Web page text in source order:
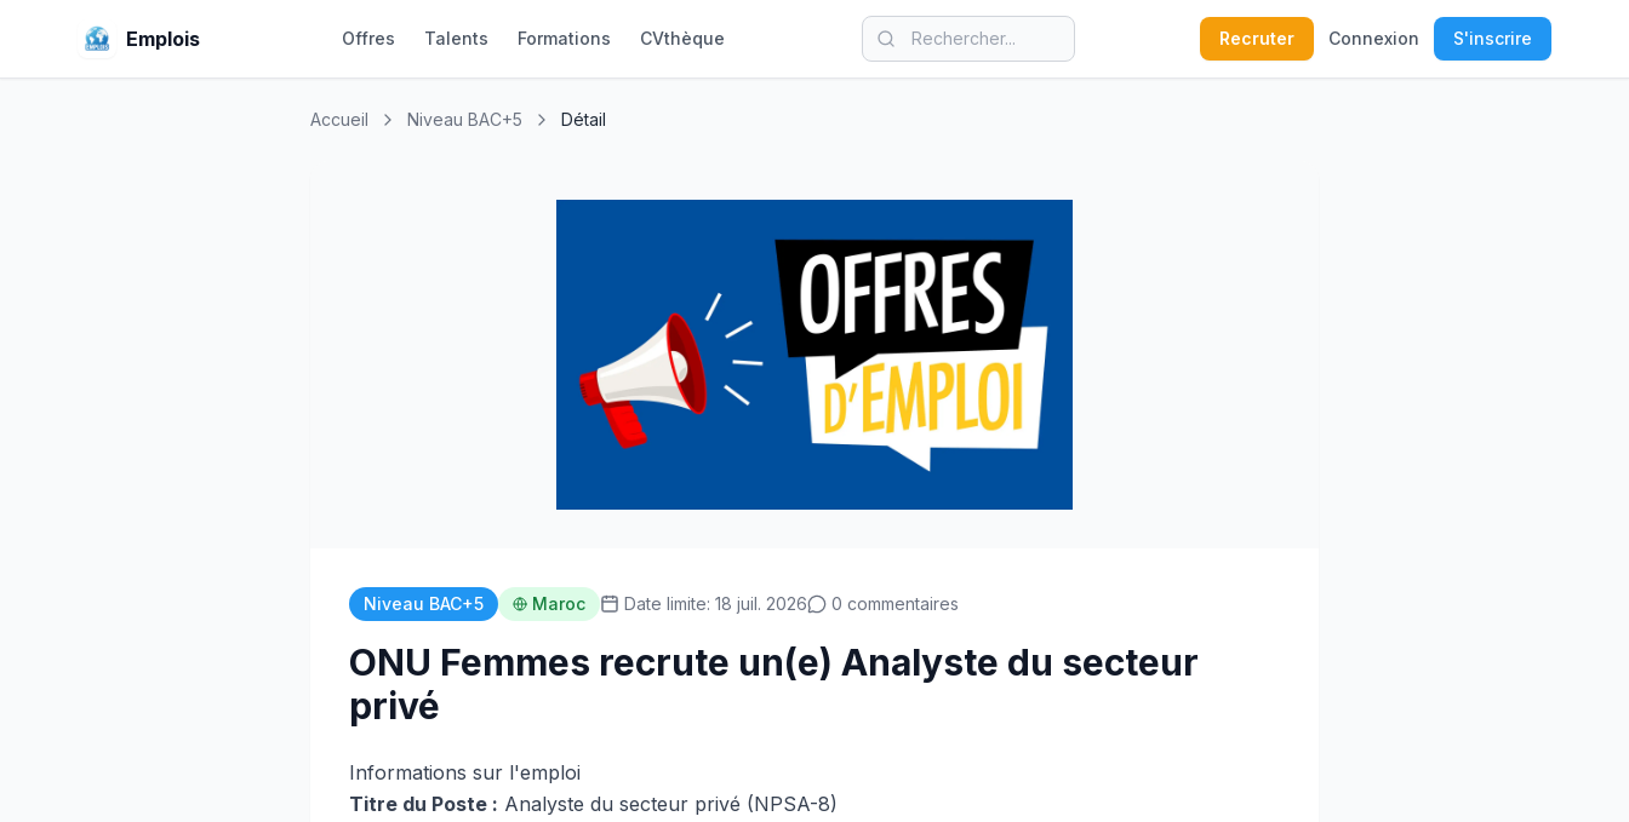
Emplois Offres Talents Formations CVthèque Recruter Connexion S'inscrire
Accueil Niveau BAC+5 Détail
Niveau BAC+5 Maroc Date limite: 18 juil. 2026 0 commentaires
ONU Femmes recrute un(e) Analyste du secteur
privé
Informations sur l'emploi
Titre du Poste : Analyste du secteur privé (NPSA-8)